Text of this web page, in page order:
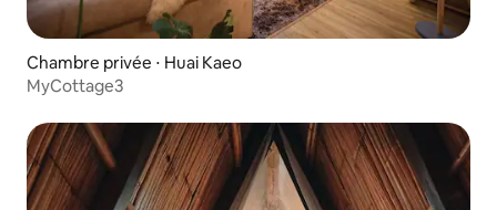
Chambre privée ⋅ Huai Kaeo
MyCottage3